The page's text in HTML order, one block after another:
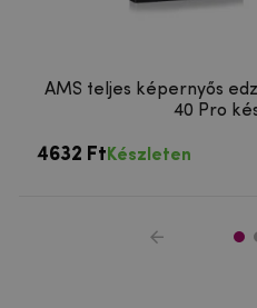
AMS teljes képernyős
40 Pro
4632 Ft Készleten